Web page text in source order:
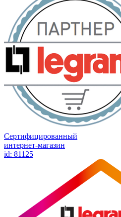
Сертифицированный
интернет-магазин
id: 81125